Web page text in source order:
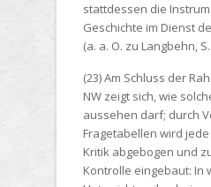
stattdessen die
Geschichte im Dienst
(a. a. O. zu Langbehn,
(23) Am Schluss der
NW zeigt sich, wie
aussehen darf; durch
Fragetabellen wird
Kritik abgebogen und
Kontrolle eingebaut: In